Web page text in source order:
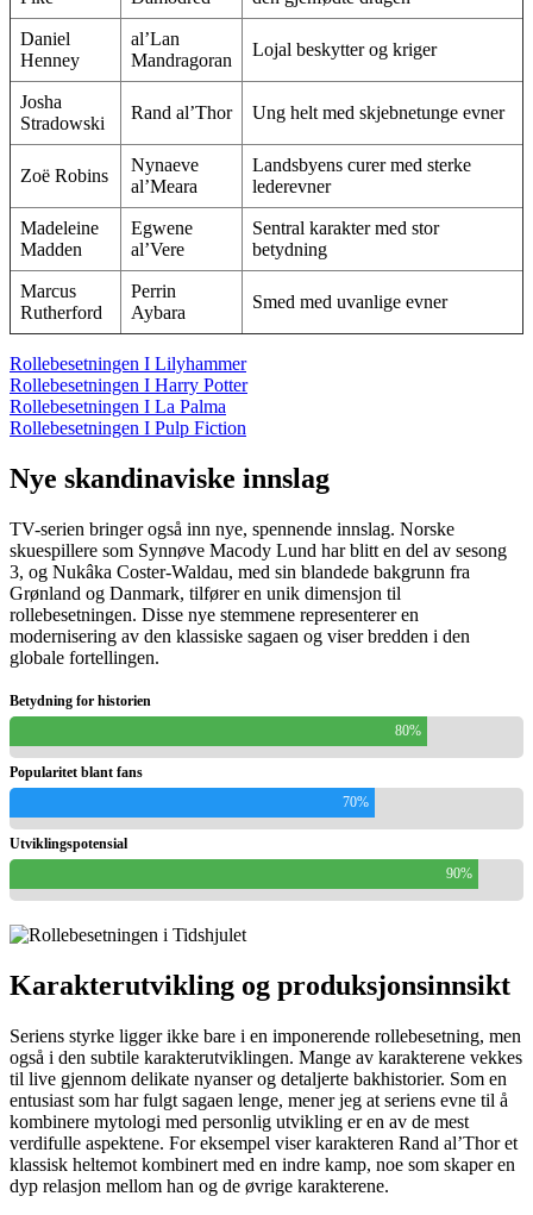
Daniel
Henney
al’Lan
Mandragoran
Lojal beskytter og kriger
Josha
Stradowski
Rand al’Thor Ung helt med skjebnetunge evner
Zoë Robins
Nynaeve
al’Meara
Landsbyens curer med sterke
lederevner
Madeleine
Madden
Egwene
al’Vere
Sentral karakter med stor
betydning
Marcus
Rutherford
Perrin
Aybara
Smed med uvanlige evner
Rollebesetningen I Lilyhammer
Rollebesetningen I Harry Potter
Rollebesetningen I La Palma
Rollebesetningen I Pulp Fiction
Nye skandinaviske innslag
TV-serien bringer også inn nye, spennende innslag. Norske
skuespillere som Synnøve Macody Lund har blitt en del av sesong
3, og Nukâka Coster-Waldau, med sin blandede bakgrunn fra
Grønland og Danmark, tilfører en unik dimensjon til
rollebesetningen. Disse nye stemmene representerer en
modernisering av den klassiske sagaen og viser bredden i den
globale fortellingen.
Betydning for historien
80%
Popularitet blant fans
70%
Utviklingspotensial
90%
Karakterutvikling og produksjonsinnsikt
Seriens styrke ligger ikke bare i en imponerende rollebesetning, men
også i den subtile karakterutviklingen. Mange av karakterene vekkes
til live gjennom delikate nyanser og detaljerte bakhistorier. Som en
entusiast som har fulgt sagaen lenge, mener jeg at seriens evne til å
kombinere mytologi med personlig utvikling er en av de mest
verdifulle aspektene. For eksempel viser karakteren Rand al’Thor et
klassisk heltemot kombinert med en indre kamp, noe som skaper en
dyp relasjon mellom han og de øvrige karakterene.